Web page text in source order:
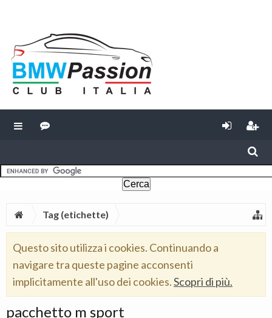
Tag (etichette)
Questo sito utilizza i cookies. Continuando a
navigare tra queste pagine acconsenti
implicitamente all'uso dei cookies.Scopri di più.
pacchetto m sport